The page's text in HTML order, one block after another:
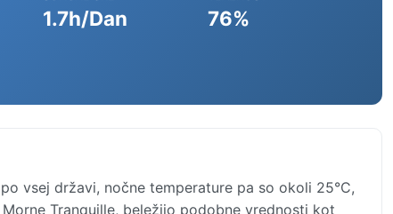
1.7h/Dan 76%
vsej državi, nočne temperature pa so okoli 25°C,
Tranquille, beležijo podobne vrednosti kot